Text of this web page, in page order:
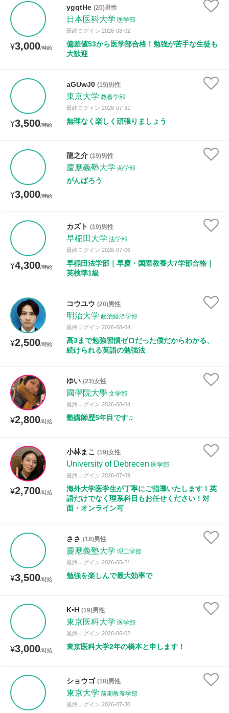
¥3,000/時給
ygqtHe (20)男性
日本医科大学 医学部
最終ログイン:2026-08-02
偏差値53から医学部合格！勉強が苦手な生徒も
大歓迎
¥3,500/時給
aGUwJ0 (19)男性
東京大学 教養学部
最終ログイン:2026-07-31
無理なく楽しく頑張りましょう
¥3,000/時給
龍之介 (19)男性
慶應義塾大学 商学部
がんばろう
¥4,300/時給
カズト (19)男性
早稲田大学 法学部
最終ログイン:2026-07-06
早稲田法学部｜早慶・国際教養大7学部合格｜
英検準1級
¥2,500/時給
コウユウ (20)男性
明治大学 政治経済学部
最終ログイン:2026-08-04
高3まで勉強習慣ゼロだった僕だからわかる、
続けられる英語の勉強法
¥2,800/時給
ゆい (23)女性
國學院大學 文学部
最終ログイン:2026-08-04
塾講師歴5年目です♫
¥2,700/時給
小林まこ (19)女性
University of Debrecen 医学部
最終ログイン:2026-07-09
海外大学医学生が丁寧にご指導いたします！英
語だけでなく理系科目もお任せください！対
面・オンライン可
¥3,500/時給
ささ (18)男性
慶應義塾大学 理工学部
最終ログイン:2026-05-21
勉強を楽しんで最大効率で
¥3,000/時給
K•H (19)男性
東京医科大学 医学部
最終ログイン:2026-06-02
東京医科大学2年の橋本と申します！
ショウゴ (18)男性
東京大学 前期教養学部
最終ログイン:2026-07-30
年齢：18-101歳